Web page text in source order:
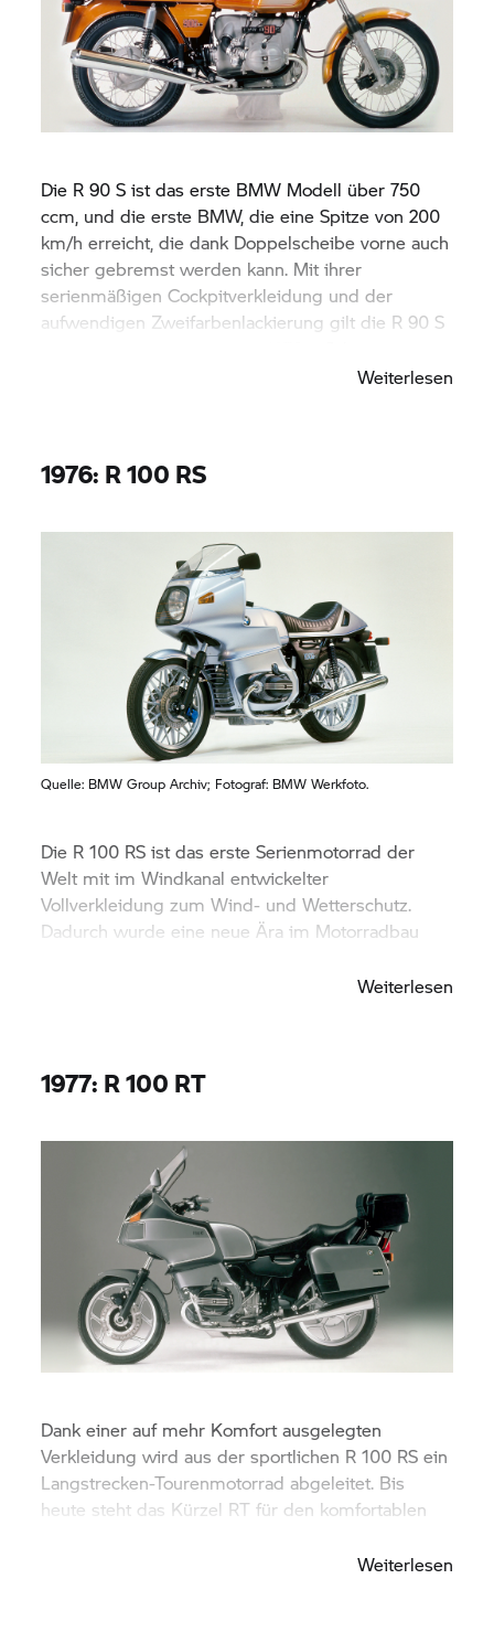
Die R 90 S ist das erste BMW Modell über 750
ccm, und die erste BMW, die eine Spitze von 200
km/h erreicht, die dank Doppelscheibe vorne auch
sicher gebremst werden kann. Mit ihrer
serienmäßigen Cockpitverkleidung und der
aufwendigen Zweifarbenlackierung gilt die R 90 S
Weiterlesen
1976: R 100 RS
Quelle: BMW Group Archiv; Fotograf: BMW Werkfoto.
Die R 100 RS ist das erste Serienmotorrad der
Welt mit im Windkanal entwickelter
Vollverkleidung zum Wind- und Wetterschutz.
Dadurch wurde eine neue Ära im Motorradbau
Weiterlesen
1977: R 100 RT
Dank einer auf mehr Komfort ausgelegten
Verkleidung wird aus der sportlichen R 100 RS ein
Langstrecken-Tourenmotorrad abgeleitet. Bis
heute steht das Kürzel RT für den komfortablen
Weiterlesen